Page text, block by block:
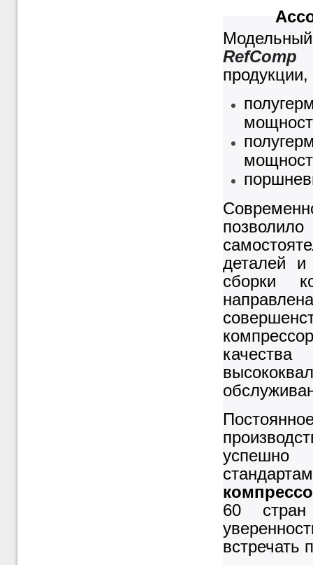
RefComp
деталей
сборки
успешно
60
встречать